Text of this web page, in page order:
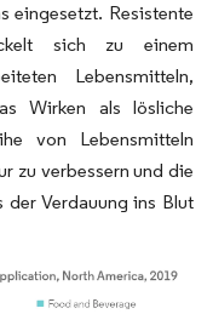
eingesetzt. Resistente
sich zu einem
Lebensmitteln,
Wirken als lösliche
von Lebensmitteln
zu verbessern und die
Verdauung ins Blut